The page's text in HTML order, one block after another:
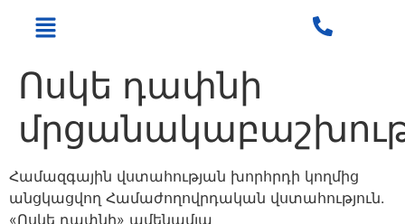
Ոսկե դափնի
Համազգային վստահության խորհրդի կողմից
անցկացվող Համաժողովրդական վստահություն.
«Ոսկե դափնի» ամենամյա